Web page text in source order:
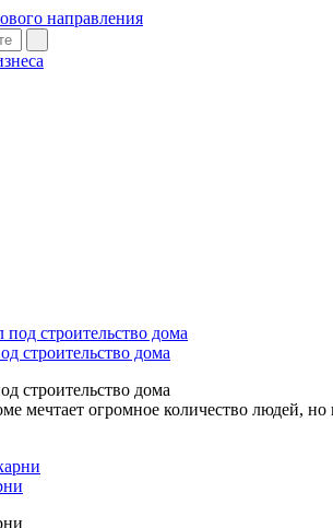
направления
строительство дома
строительство дома
мечтает огромное количество людей,